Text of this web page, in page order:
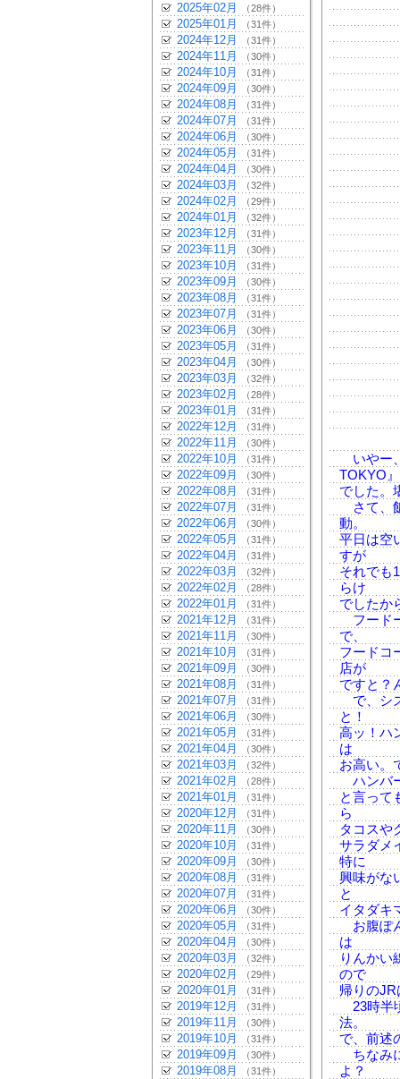
2025年02月 （28件）
2025年01月 （31件）
2024年12月 （31件）
2024年11月 （30件）
2024年10月 （31件）
2024年09月 （30件）
2024年08月 （31件）
2024年07月 （31件）
2024年06月 （30件）
2024年05月 （31件）
2024年04月 （30件）
2024年03月 （32件）
2024年02月 （29件）
2024年01月 （32件）
2023年12月 （31件）
2023年11月 （30件）
2023年10月 （31件）
2023年09月 （30件）
2023年08月 （31件）
2023年07月 （31件）
2023年06月 （30件）
2023年05月 （31件）
2023年04月 （30件）
2023年03月 （32件）
2023年02月 （28件）
2023年01月 （31件）
2022年12月 （31件）
2022年11月 （30件）
2022年10月 （31件）
2022年09月 （30件）
2022年08月 （31件）
2022年07月 （31件）
2022年06月 （30件）
2022年05月 （31件）
2022年04月 （31件）
2022年03月 （32件）
2022年02月 （28件）
2022年01月 （31件）
2021年12月 （31件）
2021年11月 （30件）
2021年10月 （31件）
2021年09月 （30件）
2021年08月 （31件）
2021年07月 （31件）
2021年06月 （30件）
2021年05月 （31件）
2021年04月 （30件）
2021年03月 （32件）
2021年02月 （28件）
2021年01月 （31件）
2020年12月 （31件）
2020年11月 （30件）
2020年10月 （31件）
2020年09月 （30件）
2020年08月 （31件）
2020年07月 （31件）
2020年06月 （30件）
2020年05月 （31件）
2020年04月 （30件）
2020年03月 （32件）
2020年02月 （29件）
2020年01月 （31件）
2019年12月 （31件）
2019年11月 （30件）
2019年10月 （31件）
2019年09月 （30件）
2019年08月 （31件）
いやー
TOKYO』
でした。
さて、
動。
平日は空
すが
それでも
らけ
でしたか
フード
で、
フードコ
店が
ですと？
で、シ
と！
高ッ！ハ
は
お高い。
ハンバ
と言って
ら
タコスや
サラダメ
特に
興味がな
と
イタダキ
お腹ぽ
は
りんかい
ので
帰りの
23時半
法。
で、前述
ちなみ
よ？